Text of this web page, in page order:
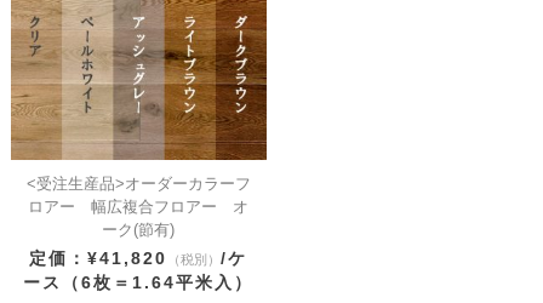
<受注生産品>オーダーカラーフ
ロアー 幅広複合フロアー オ
ーク(節有)
定価：¥41,820 （税別）/ケ
ース（6枚＝1.64平米入）